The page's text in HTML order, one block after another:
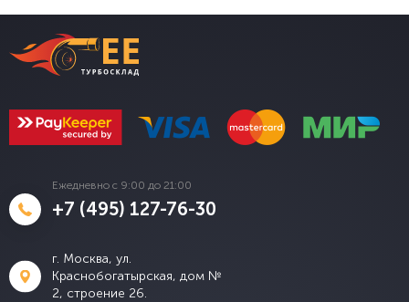
Ежедневно с 9:00 до 21:00
+7 (495) 127-76-30
г. Москва, ул.
Краснобогатырская, дом №
2, строение 26.